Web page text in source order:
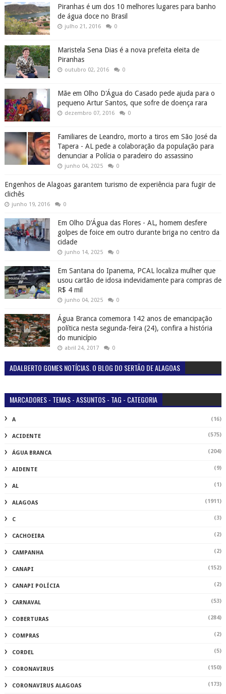
Piranhas é um dos 10 melhores lugares para banho
de água doce no Brasil
julho 21, 2016 0
Maristela Sena Dias é a nova prefeita eleita de
Piranhas
outubro 02, 2016 0
Mãe em Olho D'Água do Casado pede ajuda para o
pequeno Artur Santos, que sofre de doença rara
dezembro 07, 2016 0
Familiares de Leandro, morto a tiros em São José da
Tapera - AL pede a colaboração da população para
denunciar a Polícia o paradeiro do assassino
junho 04, 2025 0
Engenhos de Alagoas garantem turismo de experiência para fugir de
clichês
junho 19, 2016 0
Em Olho D’Água das Flores - AL, homem desfere
golpes de foice em outro durante briga no centro da
cidade
junho 14, 2025 0
Em Santana do Ipanema, PCAL localiza mulher que
usou cartão de idosa indevidamente para compras de
R$ 4 mil
junho 04, 2025 0
Água Branca comemora 142 anos de emancipação
política nesta segunda-feira (24), confira a história
do município
abril 24, 2017 0
ADALBERTO GOMES NOTÍCIAS. O BLOG DO SERTÃO DE ALAGOAS
MARCADORES - TEMAS - ASSUNTOS - TAG - CATEGORIA
A (16)
ACIDENTE (575)
ÁGUA BRANCA (204)
AIDENTE (9)
AL (1)
ALAGOAS (1911)
C (3)
CACHOEIRA (2)
CAMPANHA (2)
CANAPI (152)
CANAPI POLÍCIA (2)
CARNAVAL (53)
COBERTURAS (284)
COMPRAS (2)
CORDEL (5)
CORONAVIRUS (150)
CORONAVIRUS ALAGOAS (173)